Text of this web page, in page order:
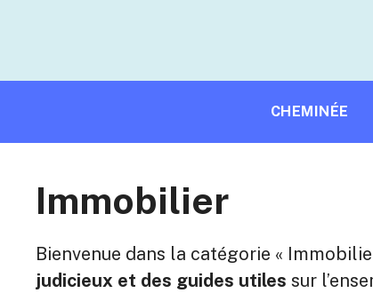
CHEMINÉE
Immobilier
Bienvenue dans la catégorie «
judicieux et des guides utiles sur